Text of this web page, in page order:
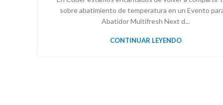
sobre abatimiento de temperatura en un Evento
Abatidor Multifresh Next d...
CONTINUAR LEYENDO